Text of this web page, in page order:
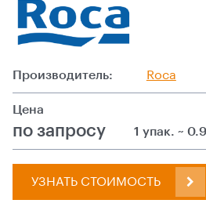
Производитель: Roca
Цена
по запросу 1 упак. ~
УЗНАТЬ СТОИМОСТЬ